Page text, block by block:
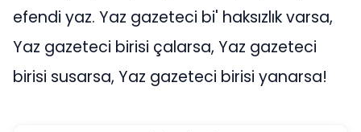
efendi yaz. Yaz gazeteci bi' haksızlık varsa,
Yaz gazeteci birisi çalarsa, Yaz gazeteci
birisi susarsa, Yaz gazeteci birisi yanarsa!